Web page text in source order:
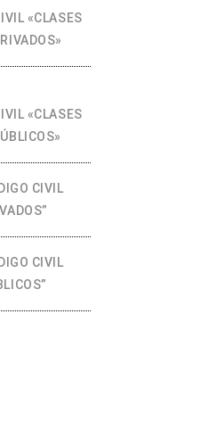
«CLASES
«CLASES
CIVIL
CIVIL